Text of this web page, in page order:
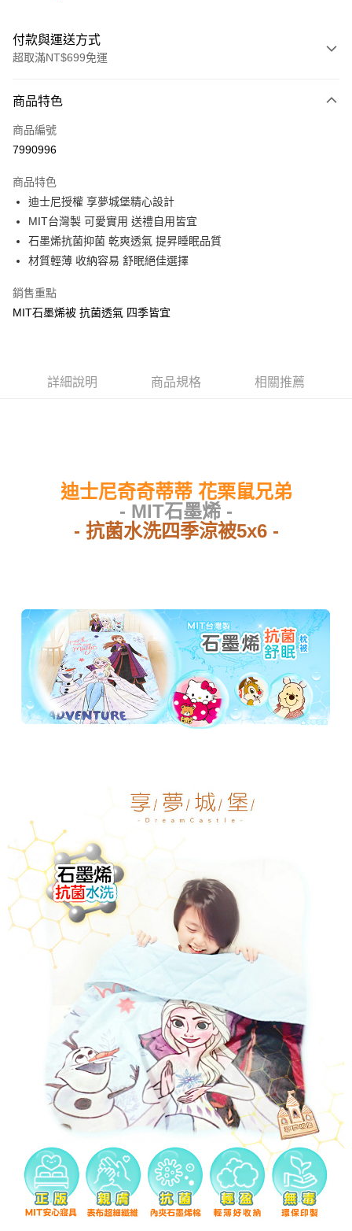
付款與運送方式
超取滿NT$699免運
信用卡一次付款
超商取貨付款
Apple Pay
街口支付
悠遊付
Google Pay
ATM付款
全家★依產品說明
每筆NT$80，滿NT$699(含以上)免運費
商品特色
商品編號
7990996
商品特色
迪士尼授權 享夢城堡精心設計
MIT台灣製 可愛實用 送禮自用皆宜
石墨烯抗菌抑菌 乾爽透氣 提昇睡眠品質
材質輕薄 收納容易 舒眠絕佳選擇
銷售重點
MIT石墨烯被 抗菌透氣 四季皆宜
詳細說明 商品規格 相關推薦
迪士尼奇奇蒂蒂 花栗鼠兄弟
- MIT石墨烯 -
- 抗菌水洗四季涼被5x6 -